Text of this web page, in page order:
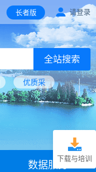
长者版 请登录
全站搜索
优质采
数据服务下载与培训